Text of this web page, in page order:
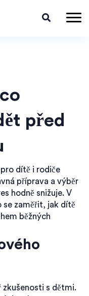
před
dítě i rodiče
příprava a výběr
hodně snižuje. V
se zaměřit, jak dítě
běžných
zkušenosti s dětmi.